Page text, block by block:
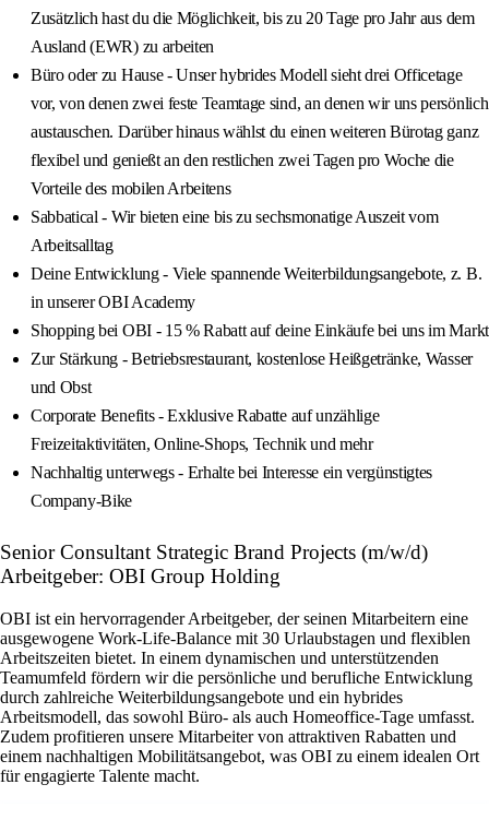
Zusätzlich hast du die Möglichkeit, bis zu 20 Tage pro Jahr aus dem
Ausland (EWR) zu arbeiten
Büro oder zu Hause - Unser hybrides Modell sieht drei Officetage
vor, von denen zwei feste Teamtage sind, an denen wir uns persönlich
austauschen. Darüber hinaus wählst du einen weiteren Bürotag ganz
flexibel und genießt an den restlichen zwei Tagen pro Woche die
Vorteile des mobilen Arbeitens
Sabbatical - Wir bieten eine bis zu sechsmonatige Auszeit vom
Arbeitsalltag
Deine Entwicklung - Viele spannende Weiterbildungsangebote, z. B.
in unserer OBI Academy
Shopping bei OBI - 15 % Rabatt auf deine Einkäufe bei uns im Markt
Zur Stärkung - Betriebsrestaurant, kostenlose Heißgetränke, Wasser
und Obst
Corporate Benefits - Exklusive Rabatte auf unzählige
Freizeitaktivitäten, Online‑Shops, Technik und mehr
Nachhaltig unterwegs - Erhalte bei Interesse ein vergünstigtes
Company‑Bike
Senior Consultant Strategic Brand Projects (m/w/d)
Arbeitgeber: OBI Group Holding
OBI ist ein hervorragender Arbeitgeber, der seinen Mitarbeitern eine
ausgewogene Work-Life-Balance mit 30 Urlaubstagen und flexiblen
Arbeitszeiten bietet. In einem dynamischen und unterstützenden
Teamumfeld fördern wir die persönliche und berufliche Entwicklung
durch zahlreiche Weiterbildungsangebote und ein hybrides
Arbeitsmodell, das sowohl Büro- als auch Homeoffice-Tage umfasst.
Zudem profitieren unsere Mitarbeiter von attraktiven Rabatten und
einem nachhaltigen Mobilitätsangebot, was OBI zu einem idealen Ort
für engagierte Talente macht.